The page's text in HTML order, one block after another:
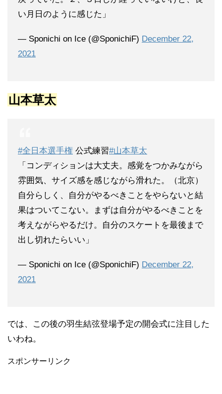
い月日のように感じた」
— Sponichi on Ice (@SponichiF) December 22,
2021
山本草太
#全日本選手権 公式練習#山本草太
「コンディションは大丈夫。感覚をつかみながら
雰囲気、サイズ感を感じながら滑れた。（北京）
自分らしく、自分がやるべきことをやらないと結
果はついてこない。まずは自分がやるべきことを
考えながらやるだけ。自分のスケートを最後まで
出し切れたらいい」
— Sponichi on Ice (@SponichiF) December 22,
2021
では、この後の羽生結弦登場予定の開会式に注目した
いわね。
スポンサーリンク